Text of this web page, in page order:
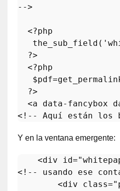
-->
  <?
php
the_sub_field ('
  ?>
  <?
php
   $
pdf=
  ?>
  <
a data- fancybox
<!-- Aquí están los
Y en la ventana emergente:
    <div id=
<!-- usando ese
        <
div class="